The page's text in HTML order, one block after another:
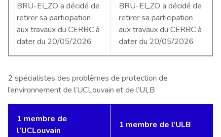
BRU-EI_ZO a décidé de
retirer sa participation
aux travaux du CERBC à
dater du 20/05/2026
BRU-EI_ZO a décidé de
retirer sa participation
aux travaux du CERBC à
dater du 20/05/2026
2 spécialistes des problèmes de protection de
l’environnement de l’UCLouvain et de l’ULB
1 membre de
l’UCLouvain
1 membre de l’ULB